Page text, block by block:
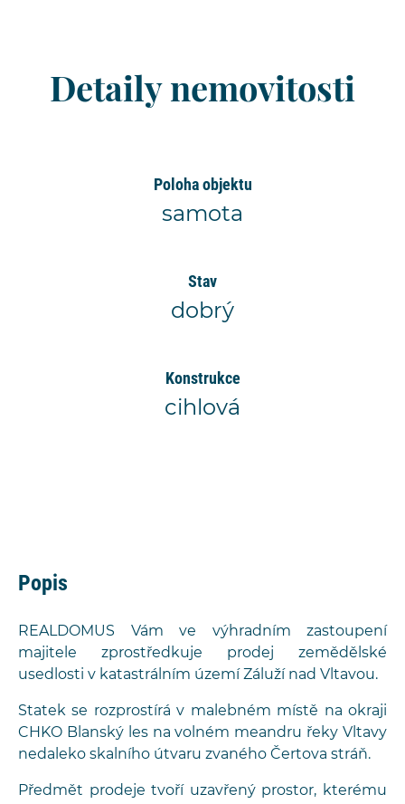
Detaily nemovitosti
Poloha objektu
samota
Stav
dobrý
Konstrukce
cihlová
Popis
REALDOMUS Vám ve výhradním zastoupení
majitele zprostředkuje prodej zemědělské
usedlosti v katastrálním území Záluží nad Vltavou.
Statek se rozprostírá v malebném místě na okraji
CHKO Blanský les na volném meandru řeky Vltavy
nedaleko skalního útvaru zvaného Čertova stráň.
Předmět prodeje tvoří uzavřený prostor, kterému